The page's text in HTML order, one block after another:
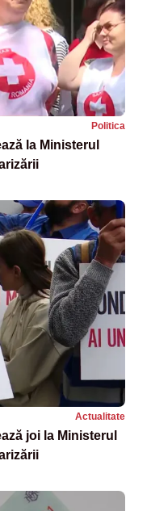
Politica
la Ministerul
Actualitate
joi la Ministerul